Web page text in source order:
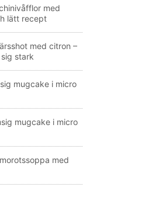
med
lätt recept
med citron –
stark
mugcake i micro
mugcake i micro
med